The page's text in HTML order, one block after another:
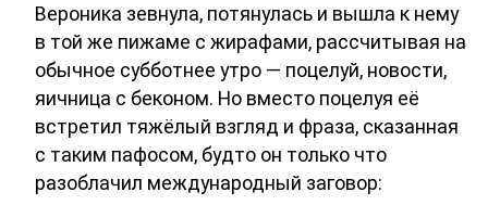
Вероника зевнула, потянулась и вышла к нему
в той же пижаме с жирафами, рассчитывая на
обычное субботнее утро — поцелуй, новости,
яичница с беконом. Но вместо поцелуя её
встретил тяжёлый взгляд и фраза, сказанная
с таким пафосом, будто он только что
разоблачил международный заговор: